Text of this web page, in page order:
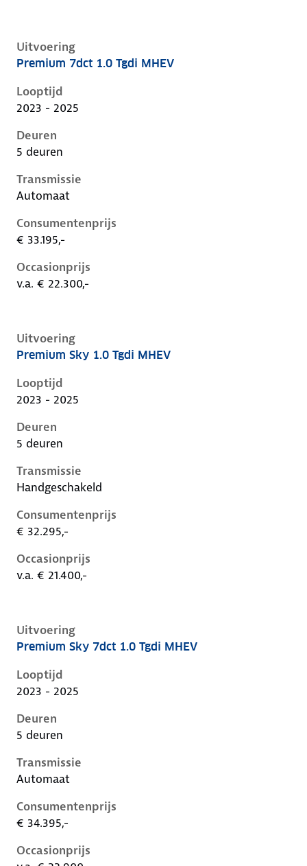
Uitvoering
Hyundai I20 iii-1e-facelift, 1.0 tgdi mhev, 74 kW,
Premium 7dct 1.0 Tgdi MHEV
Looptijd
2023 - 2025
Deuren
5 deuren
Transmissie
Automaat
Consumentenprijs
€ 33.195,-
Occasionprijs
v.a. € 22.300,-
Uitvoering
Hyundai I20 iii-1e-facelift, 1.0 tgdi mhev, 74 kW,
Premium Sky 1.0 Tgdi MHEV
Looptijd
2023 - 2025
Deuren
5 deuren
Transmissie
Handgeschakeld
Consumentenprijs
€ 32.295,-
Occasionprijs
v.a. € 21.400,-
Uitvoering
Hyundai I20 iii-1e-facelift, 1.0 tgdi mhev, 74 kW,
Premium Sky 7dct 1.0 Tgdi MHEV
Looptijd
2023 - 2025
Deuren
5 deuren
Transmissie
Automaat
Consumentenprijs
€ 34.395,-
Occasionprijs